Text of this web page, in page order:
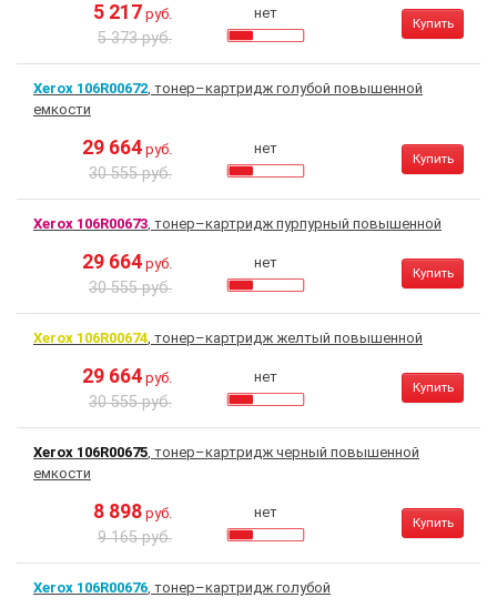
5 217 руб.
5 373 руб.
нет
Купить
Xerox 106R00672, тонер–картридж голубой повышенной
емкости
29 664 руб.
30 555 руб.
нет
Купить
Xerox 106R00673, тонер–картридж пурпурный повышенной
29 664 руб.
30 555 руб.
нет
Купить
Xerox 106R00674, тонер–картридж желтый повышенной
29 664 руб.
30 555 руб.
нет
Купить
Xerox 106R00675, тонер–картридж черный повышенной
емкости
8 898 руб.
9 165 руб.
нет
Купить
Xerox 106R00676, тонер–картридж голубой